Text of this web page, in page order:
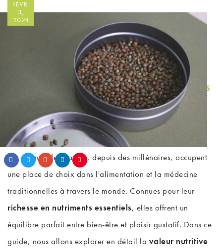
FÉVR.
3,
2024
VALEURS NUTRITIVES DES
GRAINES DE CHANVRE -
LE GUIDE COMPLET
Les graines de chanvre, depuis des millénaires, occupent
une place de choix dans l'alimentation et la médecine
traditionnelles à travers le monde. Connues pour leur
richesse en nutriments essentiels, elles offrent un
équilibre parfait entre bien-être et plaisir gustatif. Dans ce
guide, nous allons explorer en détail la valeur nutritive